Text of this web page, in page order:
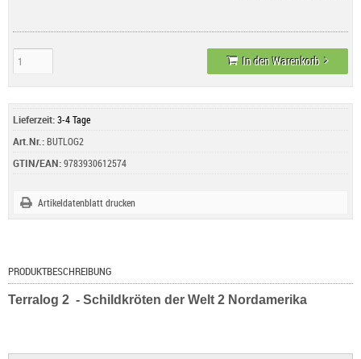
In den Warenkorb
Lieferzeit:3-4 Tage
Art.Nr.:BUTLOG2
GTIN/EAN:9783930612574
Artikeldatenblatt drucken
PRODUKTBESCHREIBUNG
Terralog 2 - Schildkröten der Welt 2 Nordamerika